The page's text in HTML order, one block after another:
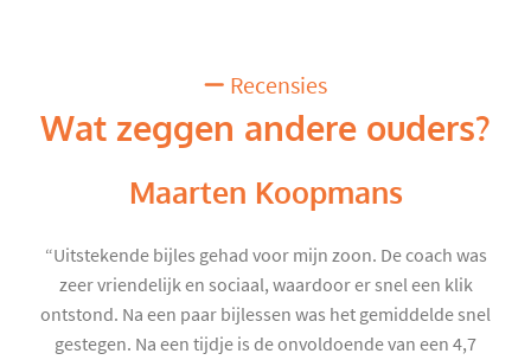
Recensies
Wat zeggen andere ouders?
Maarten Koopmans
“Uitstekende bijles gehad voor mijn zoon. De coach was
zeer vriendelijk en sociaal, waardoor er snel een klik
ontstond. Na een paar bijlessen was het gemiddelde snel
gestegen. Na een tijdje is de onvoldoende van een 4,7